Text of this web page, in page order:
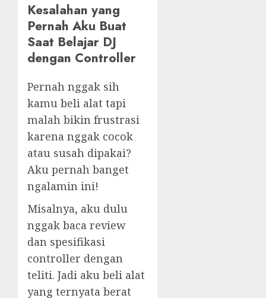
Kesalahan yang
Pernah Aku Buat
Saat Belajar DJ
dengan Controller
Pernah nggak sih
kamu beli alat tapi
malah bikin frustrasi
karena nggak cocok
atau susah dipakai?
Aku pernah banget
ngalamin ini!
Misalnya, aku dulu
nggak baca review
dan spesifikasi
controller dengan
teliti. Jadi aku beli alat
yang ternyata berat